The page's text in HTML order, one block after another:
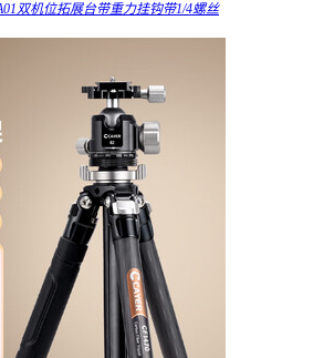
双机位拓展台带重力挂钩带1/4螺丝